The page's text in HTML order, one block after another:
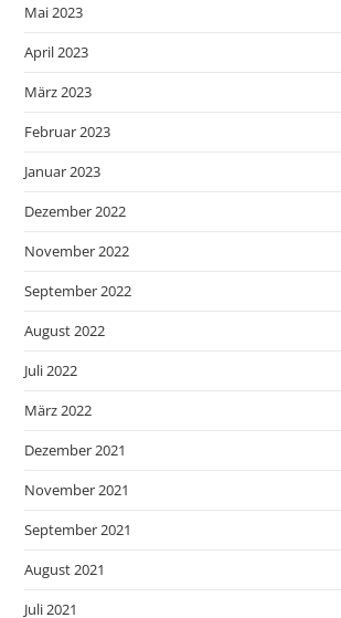
Mai 2023
April 2023
März 2023
Februar 2023
Januar 2023
Dezember 2022
November 2022
September 2022
August 2022
Juli 2022
März 2022
Dezember 2021
November 2021
September 2021
August 2021
Juli 2021